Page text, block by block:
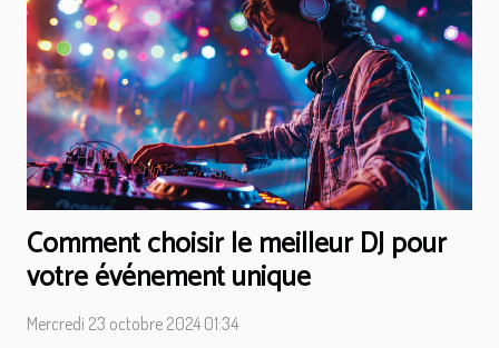
Comment choisir le meilleur DJ pour
votre événement unique
Mercredi 23 octobre 2024 01:34